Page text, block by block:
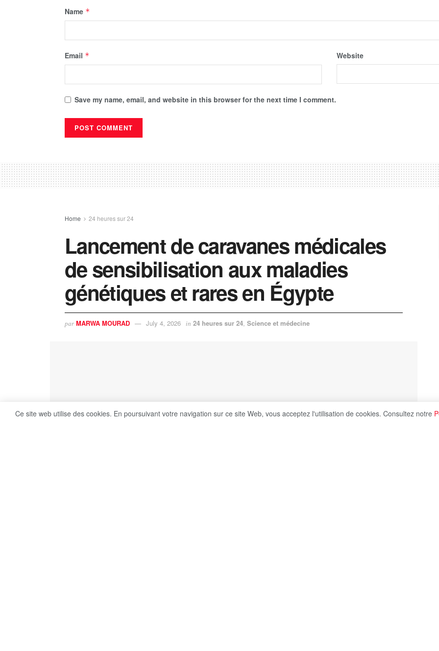
Name *
Email * Website
Save my name, email, and website in this browser for the next time I comment.
Home 24 heures sur 24
Lancement de caravanes médicales
de sensibilisation aux maladies
génétiques et rares en Égypte
par MARWA MOURAD July 4, 2026 in 24 heures sur 24, Science et médecine
Ce site web utilise des cookies. En poursuivant votre navigation sur ce site Web, vous acceptez l'utilisation de cookies. Consultez notre